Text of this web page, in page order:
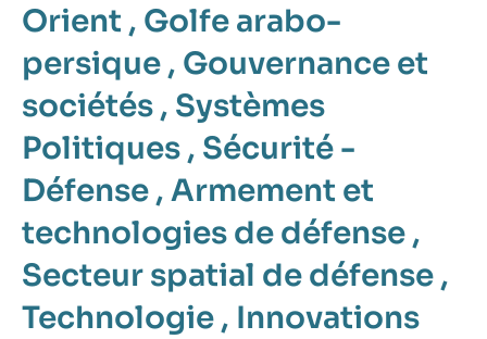
Orient , Golfe arabo-
persique , Gouvernance et
sociétés , Systèmes
Politiques , Sécurité -
Défense , Armement et
technologies de défense ,
Secteur spatial de défense ,
Technologie , Innovations